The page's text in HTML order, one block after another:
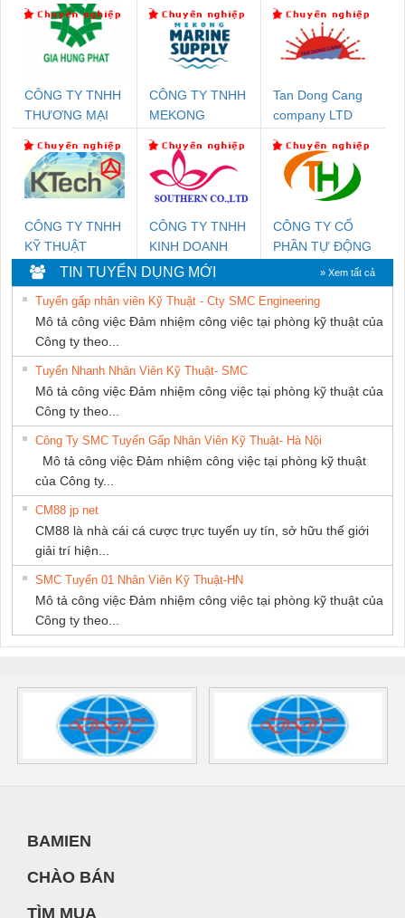
CÔNG TY TNHH
THƯƠNG MẠI
THUẬT ĐIỆN CƠ
GIA HƯNG PHÁT
CÔNG TY TNHH
MEKONG
SUPPLY
Tan Dong Cang
company LTD
CÔNG TY TNHH
KỸ THUẬT
KTECH VIỆT
NAM
CÔNG TY TNHH
KINH DOANH
DỊCH VỤ XNK
PHƯƠNG NAM
CÔNG TY CỔ
PHẦN TỰ ĐỘNG
TIẾN HƯNG
TIN TUYỂN DỤNG MỚI » Xem tất cả
Tuyển gấp nhân viên Kỹ Thuật - Cty SMC Engineering
Mô tả công việc Đảm nhiệm công việc tại phòng kỹ thuật của
Công ty theo...
Tuyển Nhanh Nhân Viên Kỹ Thuật- SMC
Mô tả công việc Đảm nhiệm công việc tại phòng kỹ thuật của
Công ty theo...
Công Ty SMC Tuyển Gấp Nhân Viên Kỹ Thuật- Hà Nội
Mô tả công việc Đảm nhiệm công việc tại phòng kỹ thuật
của Công ty...
CM88 jp net
CM88 là nhà cái cá cược trực tuyến uy tín, sở hữu thế giới
giải trí hiện...
SMC Tuyển 01 Nhân Viên Kỹ Thuật-HN
Mô tả công việc Đảm nhiệm công việc tại phòng kỹ thuật của
Công ty theo...
BAMIEN
CHÀO BÁN
TÌM MUA